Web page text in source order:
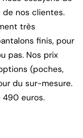
nos clientes.
très
finis, pour
pas. Nos prix
(poches,
du sur-mesure.
490 euros.